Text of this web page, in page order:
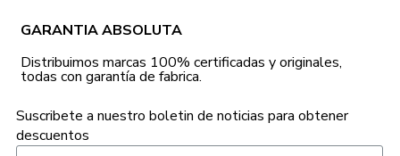
GARANTIA ABSOLUTA
Distribuimos marcas 100% certificadas y originales,
todas con garantía de fabrica.
Suscribete a nuestro boletin de noticias para obtener
descuentos